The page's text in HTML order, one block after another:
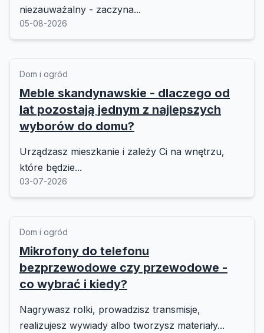
niezauważalny - zaczyna...
05-08-2026
Dom i ogród
Meble skandynawskie - dlaczego od
lat pozostają jednym z najlepszych
wyborów do domu?
Urządzasz mieszkanie i zależy Ci na wnętrzu,
które będzie...
03-07-2026
Dom i ogród
Mikrofony do telefonu
bezprzewodowe czy przewodowe -
co wybrać i kiedy?
Nagrywasz rolki, prowadzisz transmisje,
realizujesz wywiady albo tworzysz materiały...